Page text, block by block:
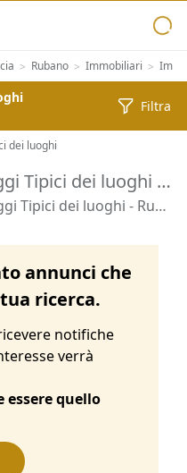
> Rubano > Immobiliari >
Filtra
dei luoghi
Aste di Abitazioni e Alloggi Tipici dei luoghi Rubano
0 Annunci di Abitazioni e Alloggi Tipici dei luoghi - Rubano
annunci che
ricerca.
ricevere notifiche
verrà
essere quello